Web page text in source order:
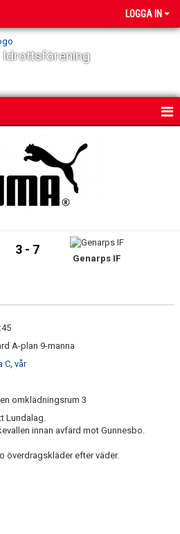
LOGGA IN
Idrottsförening
3 - 7
Genarps IF
A-plan 9-manna
C, vår
omklädningsrum 3
Lundalag.
innan avfärd mot Gunnesbo.
överdragskläder efter väder.